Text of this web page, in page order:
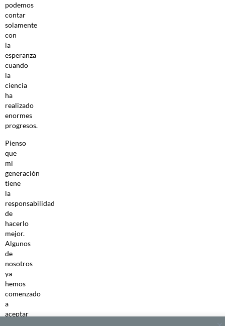
podemos
contar
solamente
con
la
esperanza
cuando
la
ciencia
ha
realizado
enormes
progresos.
Pienso
que
mi
generación
tiene
la
responsabilidad
de
hacerlo
mejor.
Algunos
de
nosotros
ya
hemos
comenzado
a
aceptar